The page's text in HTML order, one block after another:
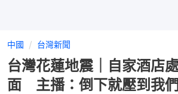
中國 台灣新聞
台灣花蓮地震｜自家酒店
面 主播：倒下就壓到我